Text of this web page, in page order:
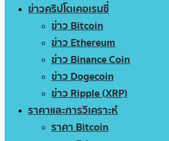
ข่าวคริปโตเคอเรนซี่
ข่าว Bitcoin
ข่าว Ethereum
ข่าว Binance Coin
ข่าว Dogecoin
ข่าว Ripple (XRP)
ราคาและการวิเคราะห์
ราคา Bitcoin